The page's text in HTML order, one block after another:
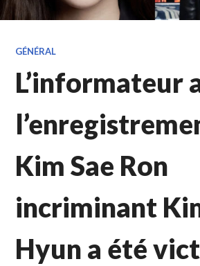
GÉNÉRAL
L’informateur
Kim Sae Ron
incriminant
Hyun a été